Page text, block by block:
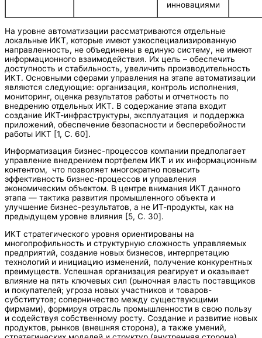
инновациями
На уровне автоматизации рассматриваются отдельные
локальные ИКТ, которые имеют узкоспециализированную
направленность, не объединены в единую систему, не имеют
информационного взаимодействия. Их цель – обеспечить
доступность и стабильность, увеличить производительность
ИКТ. Основными сферами управления на этапе автоматизации
являются следующие: организация, контроль исполнения,
мониторинг, оценка результатов работы и отчетность по
внедрению отдельных ИКТ. В содержание этапа входит
создание ИКТ-инфраструктуры, эксплуатация и поддержка
приложений, обеспечение безопасности и бесперебойности
работы ИКТ [1, C. 60].
Информатизация бизнес-процессов компании предполагает
управление внедрением портфелем ИКТ и их информационным
контентом, что позволяет многократно повысить
эффективность бизнес-процессов и управления
экономическим объектом. В центре внимания ИКТ данного
этапа — тактика развития промышленного объекта и
улучшение бизнес-результатов, а не ИТ-продукты, как на
предыдущем уровне влияния [5, C. 30].
ИКТ стратегического уровня ориентированы на
многопрофильность и структурную сложность управляемых
предприятий, создание новых бизнесов, интерпретацию
технологий и инициацию изменений, получение конкурентных
преимуществ. Успешная организация реагирует и оказывает
влияние на пять ключевых сил (рыночная власть поставщиков
и покупателей; угроза новых участников и товаров-
субститутов; соперничество между существующими
фирмами), формируя отрасль промышленности в свою пользу
и содействуя собственному росту. Создание и развитие новых
продуктов, рынков (внешняя сторона), а также умений,